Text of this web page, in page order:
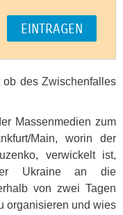
des Zwischenfalles
Massenmedien zum
Main, worin der
verwickelt ist,
Ukraine an die
von zwei Tagen
organisieren und wies